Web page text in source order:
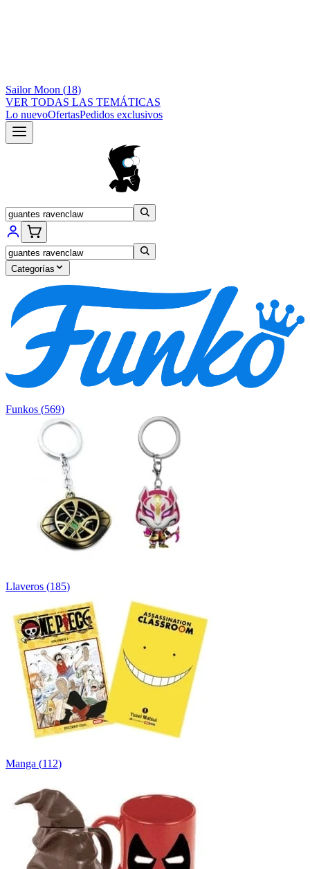
Sailor Moon (18)
VER TODAS LAS TEMÁTICAS
Lo nuevoOfertasPedidos exclusivos
Categorías
Funkos (569)
Llaveros (185)
Manga (112)